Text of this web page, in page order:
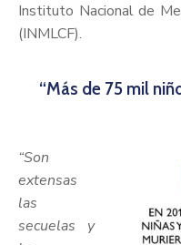
Instituto Nacional de
(INMLCF).
“Más de 75 mil
“Son
extensas
las
secuelas y